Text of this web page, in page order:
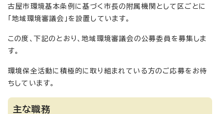
古屋市環境基本条例に基づく市長の附属機関として区ごとに
「地域環境審議会」を設置しています。
この度、下記のとおり、地域環境審議会の公募委員を募集しま
す。
環境保全活動に積極的に取り組まれている方のご応募をお待
ちしています。
主な職務